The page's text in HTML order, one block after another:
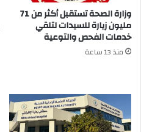
وزارة الصحة تستقبل أكثر من 71
مليون زيارة للسيدات لتلقي
خدمات الفحص والتوعية
منذ 13 ساعة